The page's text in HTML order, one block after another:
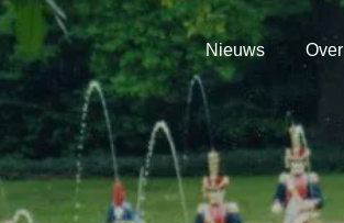
Nieuws Over